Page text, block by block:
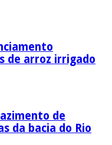
de arroz irrigado
de
da bacia do Rio